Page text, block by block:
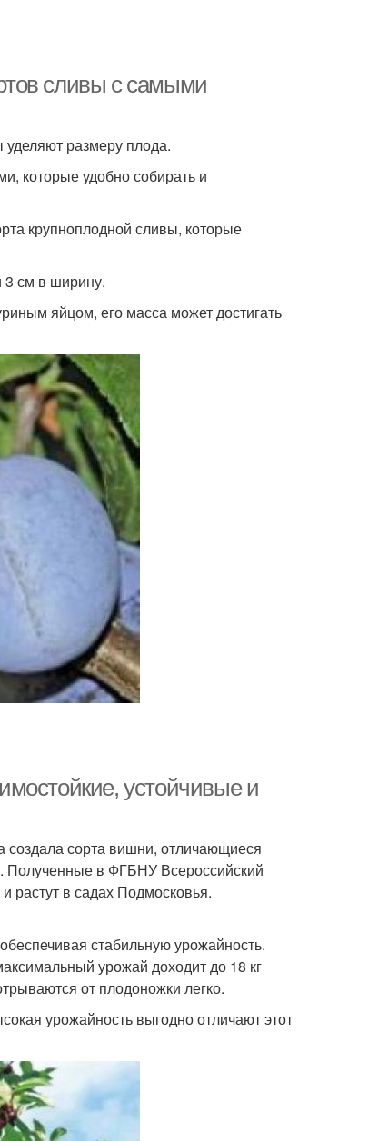
сливы с самыми
размеру плода.
которые удобно собирать и
крупноплодной сливы, которые
3 см в ширину.
яйцом, его масса может достигать
устойчивые и
сорта вишни, отличающиеся
Полученные в ФГБНУ Всероссийский
растут в садах Подмосковья.
стабильную урожайность.
урожай доходит до 18 кг
от плодоножки легко.
урожайность выгодно отличают этот